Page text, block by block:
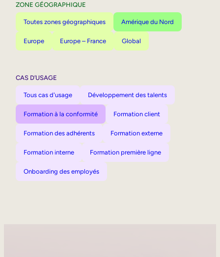
ZONE GÉOGRAPHIQUE
Toutes zones géographiques Amérique du Nord
Europe Europe – France Global
CAS D’USAGE
Tous cas d'usage Développement des talents
Formation à la conformité Formation client
Formation des adhérents Formation externe
Formation interne Formation première ligne
Onboarding des employés